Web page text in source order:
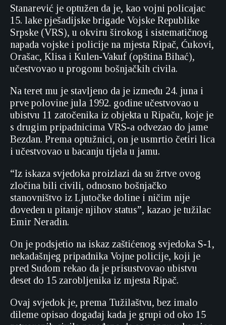
Stanarević je optužen da je, kao vojni policajac
15. lake pješadijske brigade Vojske Republike
Srpske (VRS), u okviru širokog i sistematičnog
napada vojske i policije na mjesta Ripač, Ćukovi,
Orašac, Klisa i Kulen-Vakuf (opština Bihać),
učestvovao u progonu bošnjačkih civila.
Na teret mu je stavljeno da je između 24. juna i
prve polovine jula 1992. godine učestvovao u
ubistvu 11 zatočenika iz objekta u Ripaču, koje je
s drugim pripadnicima VRS-a odvezao do jame
Bezdan. Prema optužnici, on je usmrtio četiri lica
i učestvovao u bacanju tijela u jamu.
“Iz iskaza svjedoka proizlazi da su žrtve ovog
zločina bili civili, odnosno bošnjačko
stanovništvo iz Ljutočke doline i ničim nije
doveden u pitanje njihov status”, kazao je tužilac
Emir Neradin.
On je podsjetio na iskaz zaštićenog svjedoka S-1,
nekadašnjeg pripadnika Vojne policije, koji je
pred Sudom rekao da je prisustvovao ubistvu
deset do 15 zarobljenika iz mjesta Ripač.
Ovaj svjedok je, prema Tužilaštvu, bez imalo
dileme opisao događaj kada je grupi od oko 15